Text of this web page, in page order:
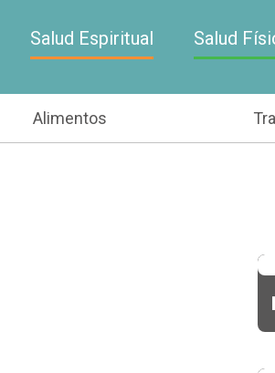
Salud Espiritual Salud
Alimentos